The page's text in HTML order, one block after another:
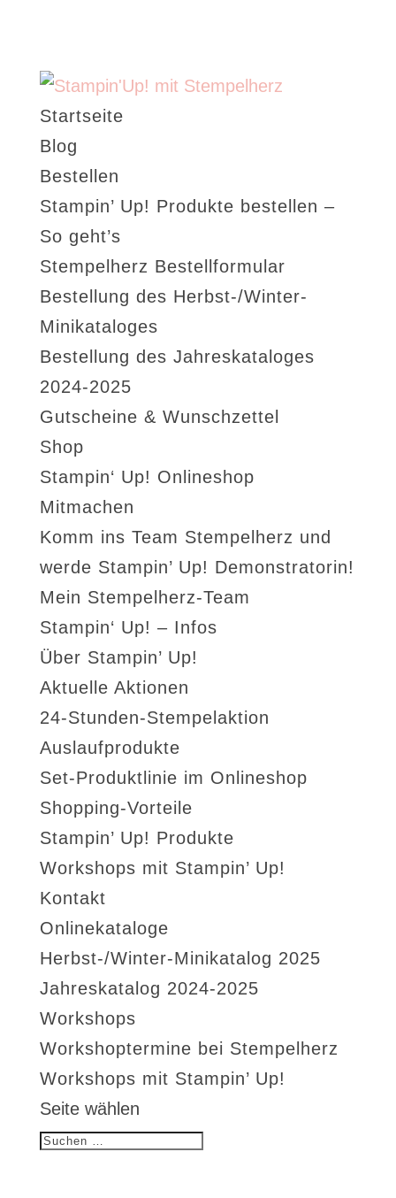
Startseite
Blog
Bestellen
Stampin’ Up! Produkte bestellen –
So geht’s
Stempelherz Bestellformular
Bestellung des Herbst-/Winter-
Minikataloges
Bestellung des Jahreskataloges
2024-2025
Gutscheine & Wunschzettel
Shop
Stampin‘ Up! Onlineshop
Mitmachen
Komm ins Team Stempelherz und
werde Stampin’ Up! Demonstratorin!
Mein Stempelherz-Team
Stampin‘ Up! – Infos
Über Stampin’ Up!
Aktuelle Aktionen
24-Stunden-Stempelaktion
Auslaufprodukte
Set-Produktlinie im Onlineshop
Shopping-Vorteile
Stampin’ Up! Produkte
Workshops mit Stampin’ Up!
Kontakt
Onlinekataloge
Herbst-/Winter-Minikatalog 2025
Jahreskatalog 2024-2025
Workshops
Workshoptermine bei Stempelherz
Workshops mit Stampin’ Up!
Seite wählen